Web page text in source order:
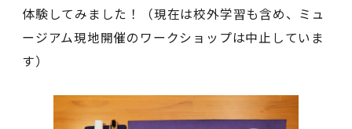
体験してみました！（現在は校外学習も含め、ミュ
ージアム現地開催のワークショップは中止していま
す）